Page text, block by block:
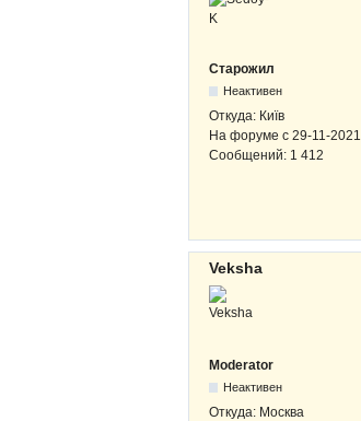
Старожил
Неактивен
Откуда: Київ
На форуме с 29-11-2021
Сообщений: 1 412
Veksha
Moderator
Неактивен
Откуда: Москва